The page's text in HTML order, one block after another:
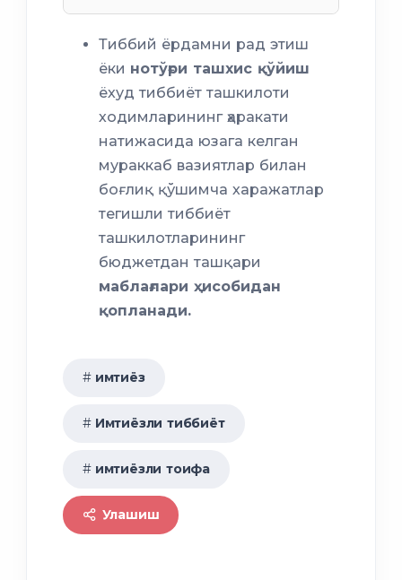
Тиббий ёрдамни рад этиш
ёки нотўғри ташхис қўйиш
ёхуд тиббиёт ташкилоти
ходимларининг ҳаракати
натижасида юзага келган
мураккаб вазиятлар билан
боғлиқ қўшимча харажатлар
тегишли тиббиёт
ташкилотларининг
бюджетдан ташқари
маблағлари ҳисобидан
қопланади.
имтиёз
Имтиёзли тиббиёт
имтиёзли тоифа
Улашиш